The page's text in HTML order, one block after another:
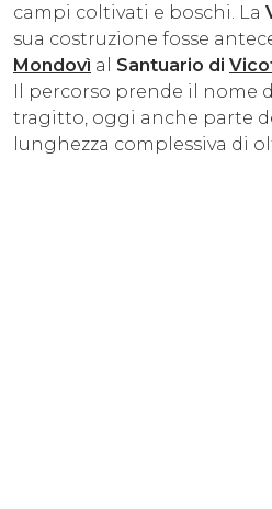
campi coltivati e boschi. La
sua costruzione fosse
Mondovì al Santuario di
Il percorso prende il nome
tragitto, oggi anche parte
lunghezza complessiva di